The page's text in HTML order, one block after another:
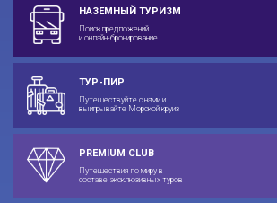
НАЗЕМНЫЙ ТУРИЗМ
Поиск предложений
и онлайн-бронирование
ТУР-ПИР
Путешествуйте с нами и
выигрывайте Морской круиз
PREMIUM CLUB
Путешествия по миру в
составе эксклюзивных туров